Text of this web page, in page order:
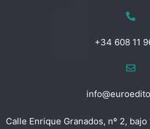
+34 608 11
Calle Enrique Granados, nº 2,